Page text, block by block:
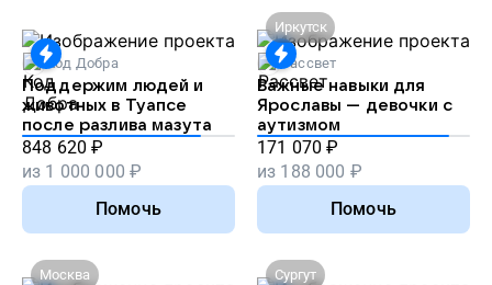
Код Добра
Поддержим людей и
животных в Туапсе
после разлива мазута
848 620 ₽
из 1 000 000 ₽
Помочь
Иркутск
Рассвет
Важные навыки для
Ярославы — девочки с
аутизмом
171 070 ₽
из 188 000 ₽
Помочь
Москва
Сургут